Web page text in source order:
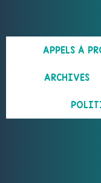
APPELS À
ARCHIVES